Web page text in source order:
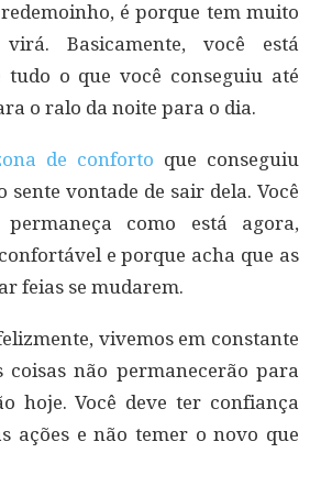
é porque tem muito
Basicamente, você está
tudo o que você conseguiu até
o ralo da noite para o dia.
de conforto que conseguiu
sente vontade de sair dela. Você
como está agora,
e porque acha que as
feias se mudarem.
vivemos em constante
coisas não permanecerão para
hoje. Você deve ter confiança
ações e não temer o novo que